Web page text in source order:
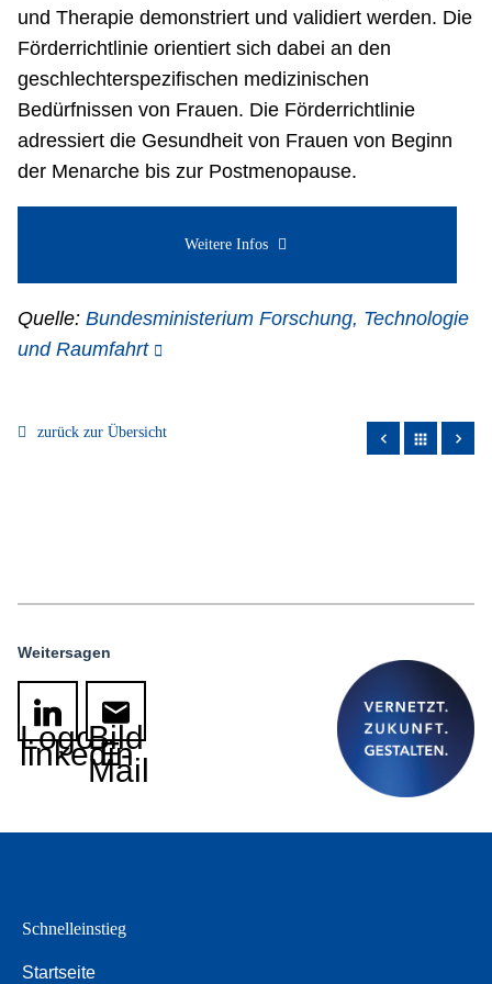
und Therapie demonstriert und validiert werden. Die
Förderrichtlinie orientiert sich dabei an den
geschlechter­spezifischen medizinischen
Bedürfnissen von Frauen. Die Förderrichtlinie
adressiert die Gesundheit von Frauen von Beginn
der Menarche bis zur Postmenopause.
Weitere Infos
Quelle: Bundesministerium Forschung, Technologie
und Raumfahrt
zurück zur Übersicht apps
Weitersagen
Logo
linkedin
Bild
E-
Mail
Schnelleinstieg
Startseite